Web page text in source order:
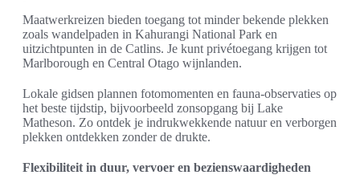
Maatwerkreizen bieden toegang tot minder bekende plekken
zoals wandelpaden in Kahurangi National Park en
uitzichtpunten in de Catlins. Je kunt privétoegang krijgen tot
Marlborough en Central Otago wijnlanden.
Lokale gidsen plannen fotomomenten en fauna‑observaties op
het beste tijdstip, bijvoorbeeld zonsopgang bij Lake
Matheson. Zo ontdek je indrukwekkende natuur en verborgen
plekken ontdekken zonder de drukte.
Flexibiliteit in duur, vervoer en bezienswaardigheden